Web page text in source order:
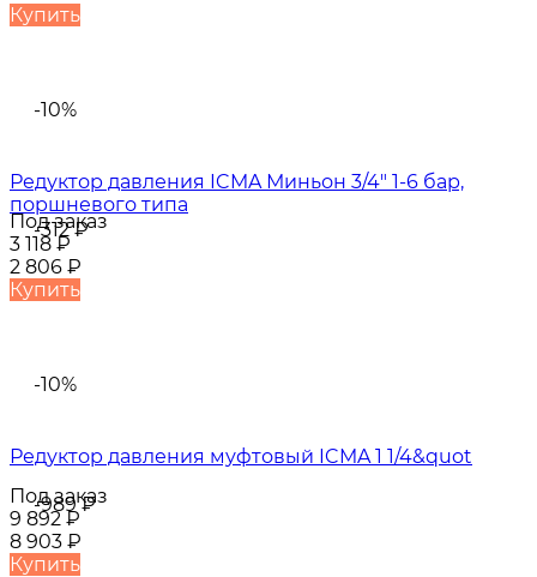
Купить
-10%
-312₽
Редуктор давления ICMA Миньон 3/4" 1-6 бар,
поршневого типа
Под заказ
3 118₽
2 806 ₽
Купить
-10%
-989₽
Редуктор давления муфтовый ICMA 1 1/4&quot
Под заказ
9 892₽
8 903 ₽
Купить